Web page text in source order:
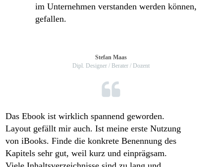
im Unternehmen verstanden werden können,
gefallen.
Stefan Maas
Dipl. Designer / Berater / Dozent
Das Ebook ist wirklich spannend geworden.
Layout gefällt mir auch. Ist meine erste Nutzung
von iBooks. Finde die konkrete Benennung des
Kapitels sehr gut, weil kurz und einprägsam.